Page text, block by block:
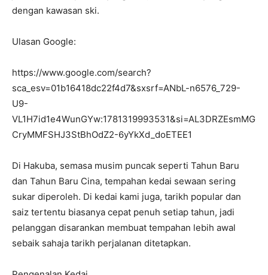
dengan kawasan ski.
Ulasan Google:
https://www.google.com/search?
sca_esv=01b16418dc22f4d7&sxsrf=ANbL-n6576_729-
U9-
VL1H7id1e4WunGYw:1781319993531&si=AL3DRZEsmMG
CryMMFSHJ3StBhOdZ2-6yYkXd_doETEE1
Di Hakuba, semasa musim puncak seperti Tahun Baru
dan Tahun Baru Cina, tempahan kedai sewaan sering
sukar diperoleh. Di kedai kami juga, tarikh popular dan
saiz tertentu biasanya cepat penuh setiap tahun, jadi
pelanggan disarankan membuat tempahan lebih awal
sebaik sahaja tarikh perjalanan ditetapkan.